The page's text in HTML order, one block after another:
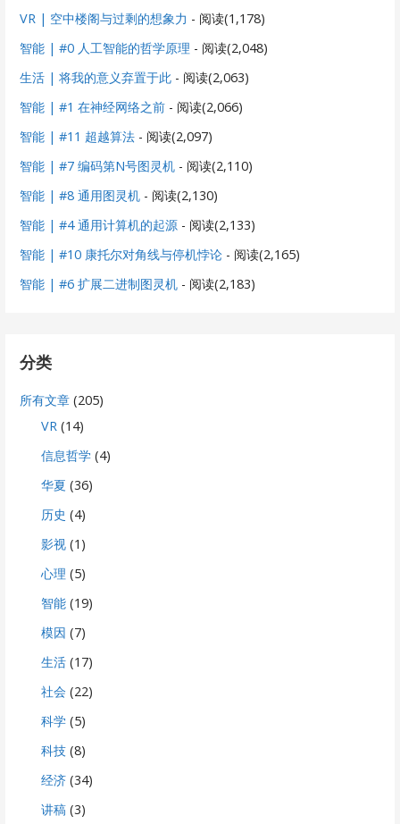
VR | 空中楼阁与过剩的想象力 - 阅读(1,178)
智能 | #0 人工智能的哲学原理 - 阅读(2,048)
生活 | 将我的意义弃置于此 - 阅读(2,063)
智能 | #1 在神经网络之前 - 阅读(2,066)
智能 | #11 超越算法 - 阅读(2,097)
智能 | #7 编码第N号图灵机 - 阅读(2,110)
智能 | #8 通用图灵机 - 阅读(2,130)
智能 | #4 通用计算机的起源 - 阅读(2,133)
智能 | #10 康托尔对角线与停机悖论 - 阅读(2,165)
智能 | #6 扩展二进制图灵机 - 阅读(2,183)
分类
所有文章 (205)
VR (14)
信息哲学 (4)
华夏 (36)
历史 (4)
影视 (1)
心理 (5)
智能 (19)
模因 (7)
生活 (17)
社会 (22)
科学 (5)
科技 (8)
经济 (34)
讲稿 (3)